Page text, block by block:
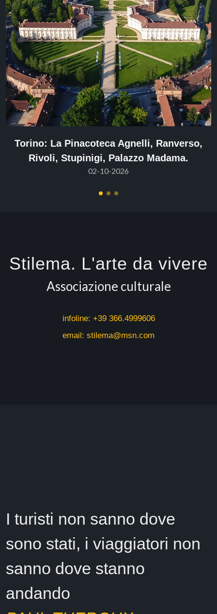
Torino: La Pinacoteca Agnelli, Ranverso,
Rivoli, Stupinigi, Palazzo Madama.
02-10-2026
Stilema. L'arte da vivere
Associazione culturale
infoline: +39 366.4999606
email: stilema@msn.com
I turisti non sanno dove
sono stati, i viaggiatori non
sanno dove stanno
andando